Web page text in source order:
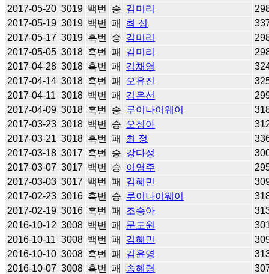
2017-05-20 3019 백번 승 김미리
2017-05-19 3019 백번 패 최 정
2017-05-17 3019 흑번 승 김미리
2017-05-05 3018 흑번 패 김미리
2017-04-28 3018 흑번 패 김채영
2017-04-14 3018 흑번 패 오유진
2017-04-11 3018 백번 패 김은선
2017-04-09 3018 흑번 승 루이나이웨이
2017-03-23 3018 백번 승 오정아
2017-03-21 3018 흑번 패 최 정
2017-03-18 3017 흑번 승 강다정
2017-03-07 3017 백번 승 이영주
2017-03-03 3017 백번 패 김혜민
2017-02-23 3016 흑번 승 루이나이웨이
2017-02-19 3016 흑번 패 조승아
2016-10-12 3008 백번 패 문도원
2016-10-11 3008 백번 패 김혜민
2016-10-10 3008 흑번 패 김윤영
2016-10-07 3008 흑번 패 송혜령